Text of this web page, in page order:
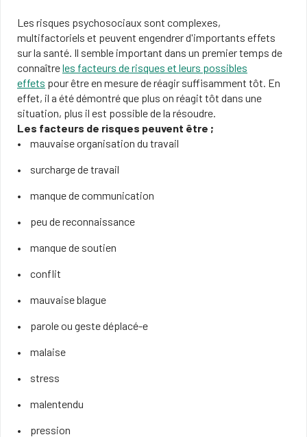
Les risques psychosociaux sont complexes,
multifactoriels et peuvent engendrer d'importants effets
sur la santé. Il semble important dans un premier temps de
connaîtreles facteurs de risques et leurs possibles
effets pour être en mesure de réagir suffisamment tôt. En
effet, il a été démontré que plus on réagit tôt dans une
situation, plus il est possible de la résoudre.
Les facteurs de risques peuvent être ;
mauvaise organisation du travail
surcharge de travail
manque de communication
peu de reconnaissance
manque de soutien
conflit
mauvaise blague
parole ou geste déplacé-e
malaise
stress
malentendu
pression